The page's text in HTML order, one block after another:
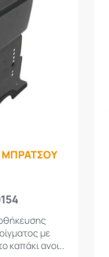
ΜΠΡΑΤΣΟΥ
με
καπάκι ανοι..